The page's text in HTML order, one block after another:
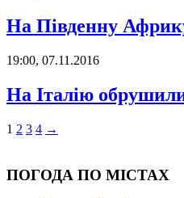
На Південну
19:00, 07.11.2016
На Італію
1 2 3 4 →
ПОГОДА ПО МІСТАХ